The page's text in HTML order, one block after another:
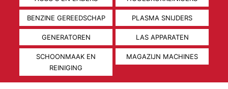
BENZINE GEREEDSCHAP PLASMA SNIJDERS
GENERATOREN LAS APPARATEN
SCHOONMAAK EN
REINIGING
MAGAZIJN MACHINES